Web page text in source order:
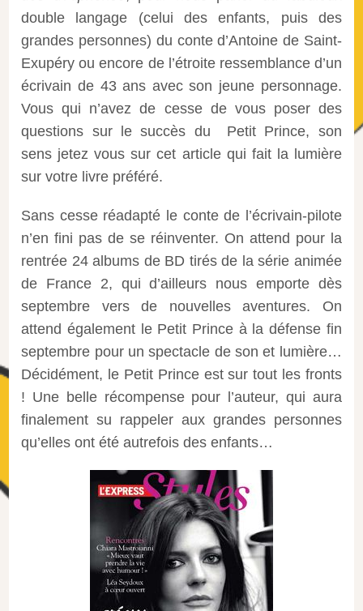
double langage (celui des enfants, puis des
grandes personnes) du conte d’Antoine de Saint-
Exupéry ou encore de l’étroite ressemblance d’un
écrivain de 43 ans avec son jeune personnage.
Vous qui n’avez de cesse de vous poser des
questions sur le succès du Petit Prince, son
sens jetez vous sur cet article qui fait la lumière
sur votre livre préféré.
Sans cesse réadapté le conte de l’écrivain-pilote
n’en fini pas de se réinventer. On attend pour la
rentrée 24 albums de BD tirés de la série animée
de France 2, qui d’ailleurs nous emporte dès
septembre vers de nouvelles aventures. On
attend également le Petit Prince à la défense fin
septembre pour un spectacle de son et lumière…
Décidément, le Petit Prince est sur tout les fronts
! Une belle récompense pour l’auteur, qui aura
finalement su rappeler aux grandes personnes
qu’elles ont été autrefois des enfants…